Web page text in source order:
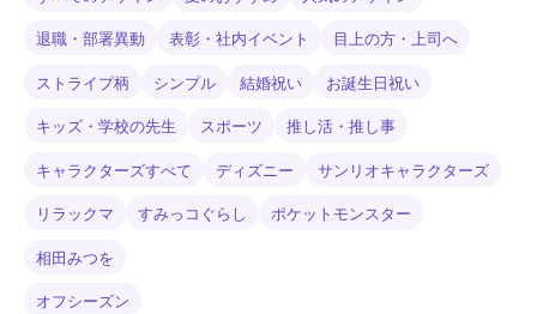
退職・部署異動
表彰・社内イベント
目上の方・上司へ
ストライプ柄
シンプル 結婚祝い
お誕生日祝い
キッズ・学校の先生
スポーツ
推し活・推し事
キャラクターズすべて
ディズニー
サンリオキャラクターズ
リラックマ
すみっコぐらし
ポケットモンスター
相田みつを
オフシーズン